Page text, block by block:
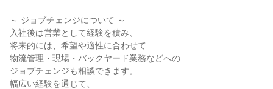
～ ジョブチェンジについて ～
入社後は営業として経験を積み、
将来的には、希望や適性に合わせて
物流管理・現場・バックヤード業務などへの
ジョブチェンジも相談できます。
幅広い経験を通じて、